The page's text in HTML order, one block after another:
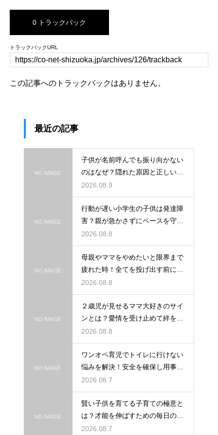
0 トラックバック
トラックバックURL
この記事へのトラックバックはありません。
最近の記事
子供が名前呼んでも振り向かない
のはなぜ？隠れた原因と正しい親
の対応法
2026.08.9
行動が遅い小学生の子供は発達障
害？親が急かさずにペースを守る
サポート
2026.08.8
母親やママをやめたいと限界まで
疲れた時！全てを投げ出す前に試
す休息法
2026.08.8
２歳児が見せるママ大好きのサイ
ンとは？愛情を受け止めて絆を深
める方法
2026.08.8
ワンオペ育児でトイレに行けない
悩みを解決！安全を確保し用事を
済ませる
2026.08.7
賢い子供を育てる子育ての極意と
は？才能を伸ばすための毎日の習
慣を解説
2026.08.7